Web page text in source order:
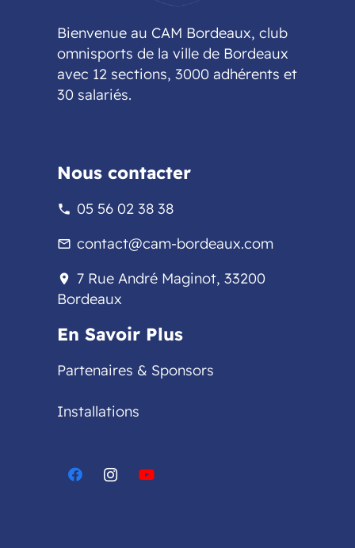
Bienvenue au CAM Bordeaux, club
omnisports de la ville de Bordeaux
avec 12 sections, 3000 adhérents et
30 salariés.
Nous contacter
phone 05 56 02 38 38
mail_outline contact@cam-bordeaux.com
location_on 7 Rue André Maginot, 33200
Bordeaux
En Savoir Plus
Partenaires & Sponsors
Installations